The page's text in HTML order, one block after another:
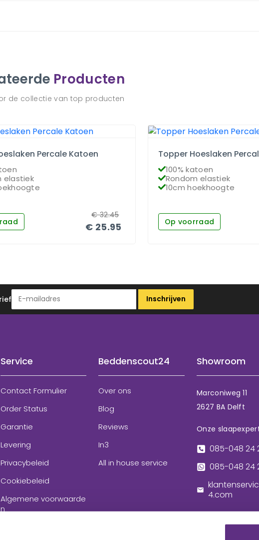
Producten
de collectie van top producten
Percale Katoen
elastiek
€ 25.95
€32.45
Topper Hoeslaken
100% katoen
Rondom elastiek
10cm hoekhoogte
Op voorraad
Inschrijven
Service
Contact Formulier
Order Status
Garantie
Levering
Privacybeleid
Cookiebeleid
Algemene voorwaarde
n
Beddenscout24
Over ons
Blog
Reviews
In3
All in house service
Showroom
Marconiweg 11
2627 BA Delft
Onze
085-048 24
085-048 24
4.com